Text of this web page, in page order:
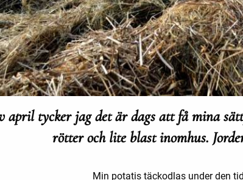
april tycker jag det är dags att få mina
rötter och lite blast inomhus.
Min potatis täckodlas under den